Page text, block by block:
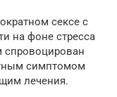
сексе с
на фоне стресса
спровоцирован
симптомом
лечения.